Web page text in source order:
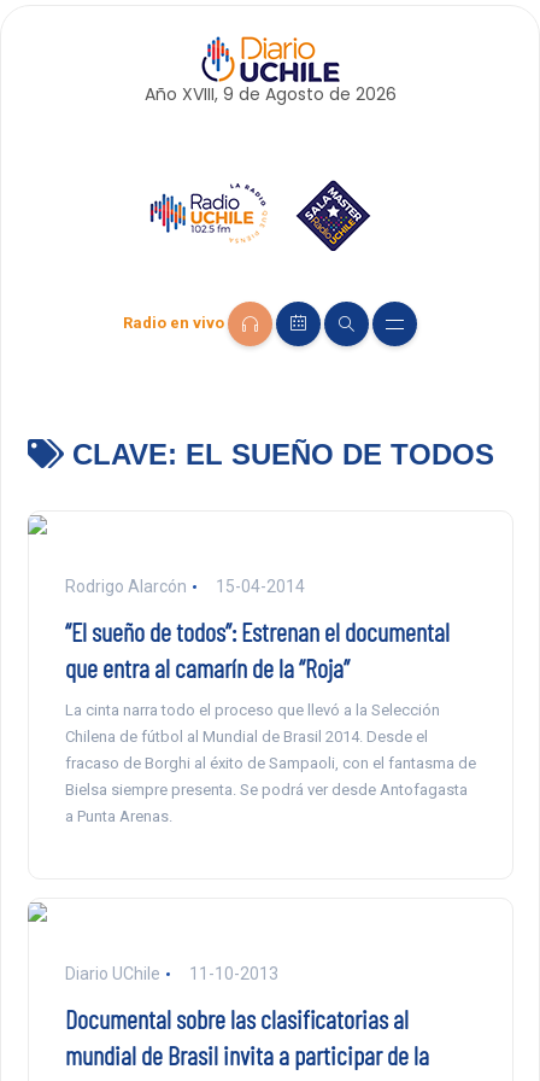
Año XVIII, 9 de Agosto de 2026
Radio en vivo
CLAVE: EL SUEÑO DE TODOS
Rodrigo Alarcón 15-04-2014
“El sueño de todos”: Estrenan el documental
que entra al camarín de la “Roja”
La cinta narra todo el proceso que llevó a la Selección
Chilena de fútbol al Mundial de Brasil 2014. Desde el
fracaso de Borghi al éxito de Sampaoli, con el fantasma de
Bielsa siempre presenta. Se podrá ver desde Antofagasta
a Punta Arenas.
Diario UChile 11-10-2013
Documental sobre las clasificatorias al
mundial de Brasil invita a participar de la